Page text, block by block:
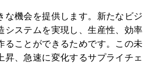
な機会を提供します。新たなビジ
システムを実現し、生産性、効率
ことができるためです。この未
、急速に変化するサプライチェ